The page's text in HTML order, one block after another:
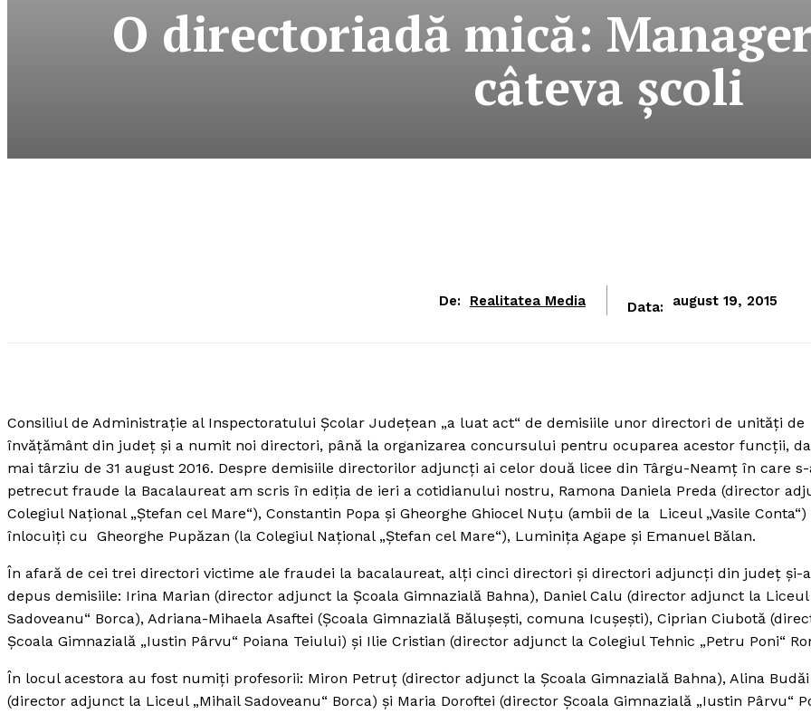
O directoriadă mică:
câteva şcoli
De: Realitatea Media Data: august 19, 2015
Consiliul de Administraţie al Inspectoratului Şcolar Judeţean „a luat act“ de demisiile unor directori de unităţi de
învăţământ din judeţ şi a numit noi directori, până la organizarea concursului pentru ocuparea acestor funcţii,
mai târziu de 31 august 2016. Despre demisiile directorilor adjuncţi ai celor două licee din Târgu-Neamţ în care s-
petrecut fraude la Bacalaureat am scris în ediţia de ieri a cotidianului nostru, Ramona Daniela Preda (director
Colegiul Naţional „Ştefan cel Mare“), Constantin Popa şi Gheorghe Ghiocel Nuţu (ambii de la Liceul „Vasile Conta“)
înlocuiţi cu Gheorghe Pupăzan (la Colegiul Naţional „Ştefan cel Mare“), Luminiţa Agape şi Emanuel Bălan.
În afară de cei trei directori victime ale fraudei la bacalaureat, alţi cinci directori şi directori adjuncţi din judeţ şi-
depus demisiile: Irina Marian (director adjunct la Şcoala Gimnazială Bahna), Daniel Calu (director adjunct la Liceul
Sadoveanu“ Borca), Adriana-Mihaela Asaftei (Şcoala Gimnazială Băluşeşti, comuna Icuşeşti), Ciprian Ciubotă
Şcoala Gimnazială „Iustin Pârvu“ Poiana Teiului) şi Ilie Cristian (director adjunct la Colegiul Tehnic „Petru Poni“
În locul acestora au fost numiţi profesorii: Miron Petruţ (director adjunct la Şcoala Gimnazială Bahna), Alina Budăi
(director adjunct la Liceul „Mihail Sadoveanu“ Borca) şi Maria Doroftei (director Şcoala Gimnazială „Iustin Pârvu“